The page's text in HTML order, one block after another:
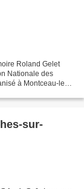
Roland Gelet
Nationale des
à Montceau-les-
sur-